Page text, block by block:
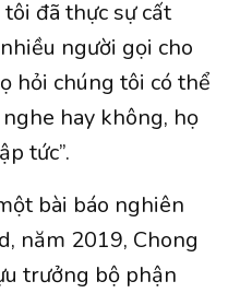
đã thực sự cất
người gọi cho
hỏi chúng tôi có thể
hay không, họ
tức”.
bài báo nghiên
năm 2019, Chong
trưởng bộ phận